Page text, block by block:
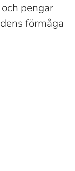
pengar
förmåga